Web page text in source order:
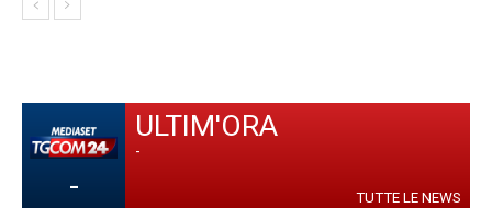
-
ULTIM'ORA
-
TUTTE LE NEWS